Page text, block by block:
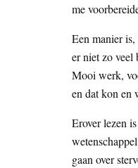
me
Een manier
er niet zo
Mooi werk,
en dat kon en
Erover lezen
gaan over